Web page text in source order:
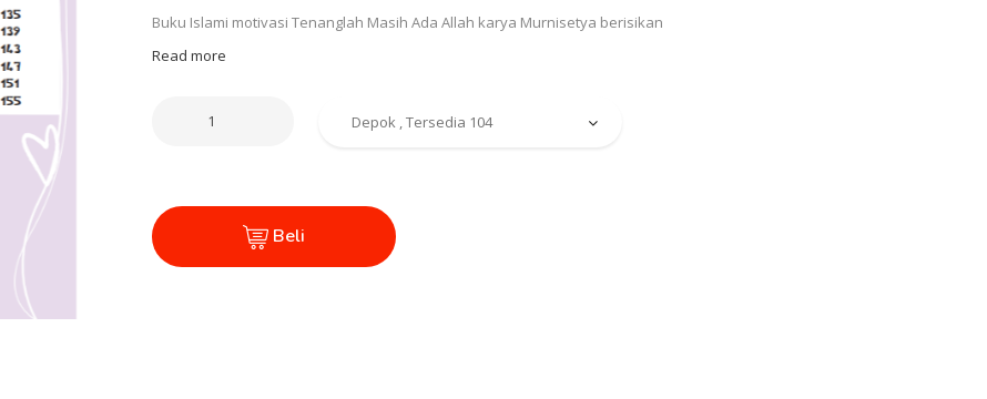
Buku Islami motivasi Tenanglah Masih Ada Allah karya Murnisetya berisikan
Read more
Beli